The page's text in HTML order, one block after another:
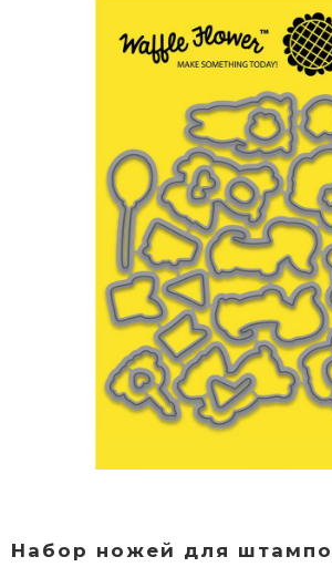
Набор ножей для